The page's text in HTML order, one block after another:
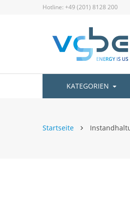
Hotline: +49 (201) 8128 200
KATEGORIEN
Startseite